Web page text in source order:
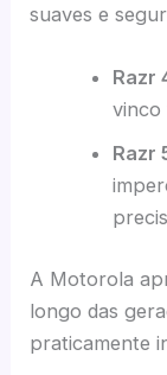
suaves e
Razr
vinco
Razr
A Motorola
longo das
praticamente